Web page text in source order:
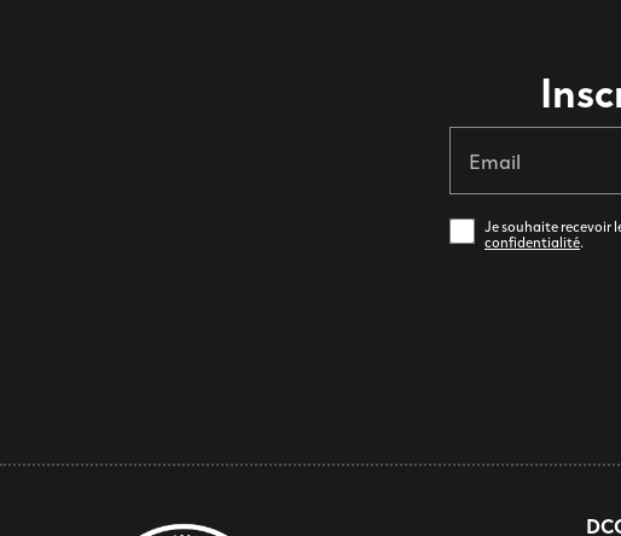
Email
Je souhaite recevoir
confidentialité.